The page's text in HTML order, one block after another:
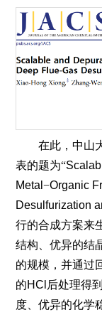
在此，中山
表的题为“
Metal−Organic
Desulfurization
行的合成方案来
结构、优异的结
的规模，并通过
的HCl 后处理得
度、优异的化学